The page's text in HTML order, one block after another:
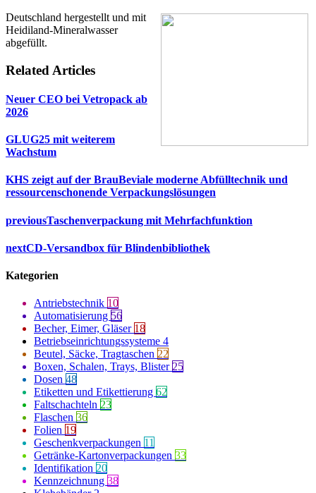
Deutschland hergestellt und mit
Heidiland-Mineralwasser
abgefüllt.
Related Articles
Neuer CEO bei Vetropack ab
2026
GLUG25 mit weiterem
Wachstum
KHS zeigt auf der BrauBeviale moderne Abfülltechnik und
ressourcenschonende Verpackungslösungen
previousTaschenverpackung mit Mehrfachfunktion
nextCD-Versandbox für Blindenbibliothek
Kategorien
Antriebstechnik 10
Automatisierung 56
Becher, Eimer, Gläser 18
Betriebseinrichtungssysteme 4
Beutel, Säcke, Tragtaschen 22
Boxen, Schalen, Trays, Blister 25
Dosen 48
Etiketten und Etikettierung 62
Faltschachteln 23
Flaschen 36
Folien 19
Geschenkverpackungen 11
Getränke-Kartonverpackungen 33
Identifikation 20
Kennzeichnung 38